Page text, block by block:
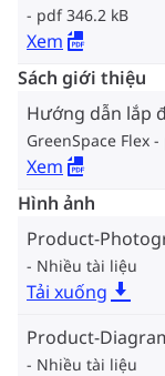
pdf 346.2 kB
Xem
Sách giới thiệu
Hướng dẫn lắp
GreenSpace Flex
Xem
Hình ảnh
Product-
Nhiều tài liệu
Tải xuống
Product-
Nhiều tài liệu